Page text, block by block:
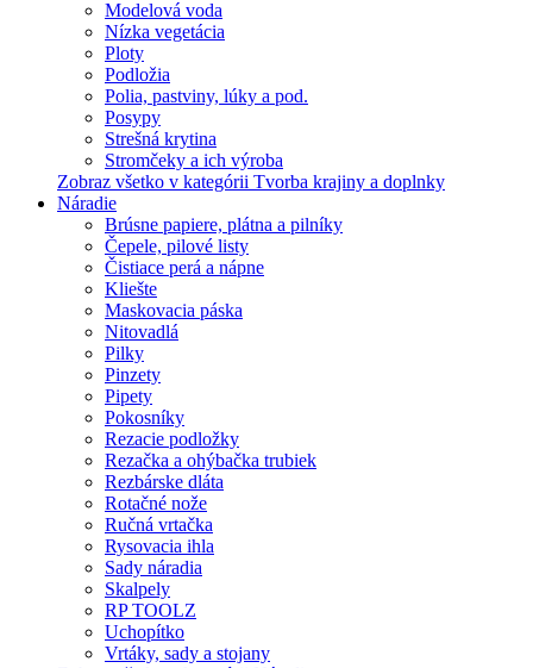
Modelová voda
Nízka vegetácia
Ploty
Podložia
Polia, pastviny, lúky a pod.
Posypy
Strešná krytina
Stromčeky a ich výroba
Zobraz všetko v kategórii Tvorba krajiny a doplnky
Náradie
Brúsne papiere, plátna a pilníky
Čepele, pilové listy
Čistiace perá a nápne
Kliešte
Maskovacia páska
Nitovadlá
Pilky
Pinzety
Pipety
Pokosníky
Rezacie podložky
Rezačka a ohýbačka trubiek
Rezbárske dláta
Rotačné nože
Ručná vrtačka
Rysovacia ihla
Sady náradia
Skalpely
RP TOOLZ
Uchopítko
Vrtáky, sady a stojany